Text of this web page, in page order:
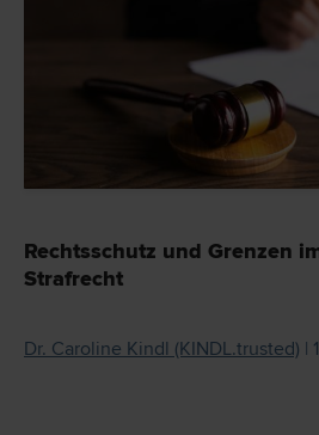
Rechtsschutz und Grenzen
Strafrecht
Dr. Caroline Kindl (KINDL.trusted) |